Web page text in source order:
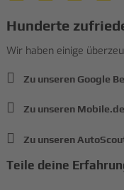
Hunderte
Wir haben einige
Zu unseren Google
Zu unseren
Zu unseren
Teile deine